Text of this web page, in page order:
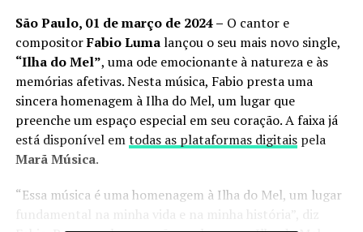
São Paulo, 01 de março de 2024 – O cantor e
compositorFabio Lumalançou o seu mais novo single,
“Ilha do Mel”, uma ode emocionante à natureza e às
memórias afetivas. Nesta música, Fabio presta uma
sincera homenagem à Ilha do Mel, um lugar que
preenche um espaço especial em seu coração. A faixa já
está disponível emtodas as plataformas digitaispela
Marã Música.
“Essa música é uma homenagem à Ilha do Mel, um lugar
fundamental na minha vida e na minha história”, diz